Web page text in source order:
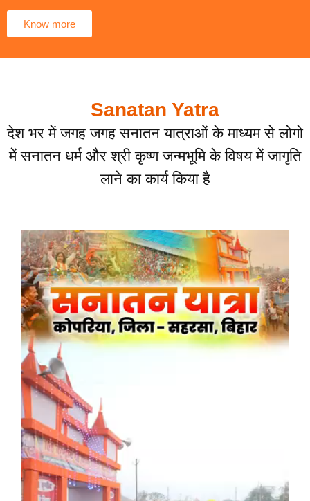
Know more
Sanatan Yatra
देश भर में जगह जगह सनातन यात्राओं के माध्यम से लोगो
में सनातन धर्म और श्री कृष्ण जन्मभूमि के विषय में जागृति
लाने का कार्य किया है